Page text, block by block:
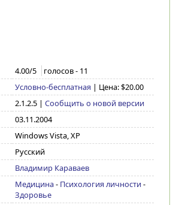
4.00/5 голосов - 11
Условно-бесплатная | Цена: $20.00
2.1.2.5| Сообщить о новой версии
03.11.2004
Windows Vista, XP
Русский
Владимир Караваев
Медицина- Психология личности-
Здоровье